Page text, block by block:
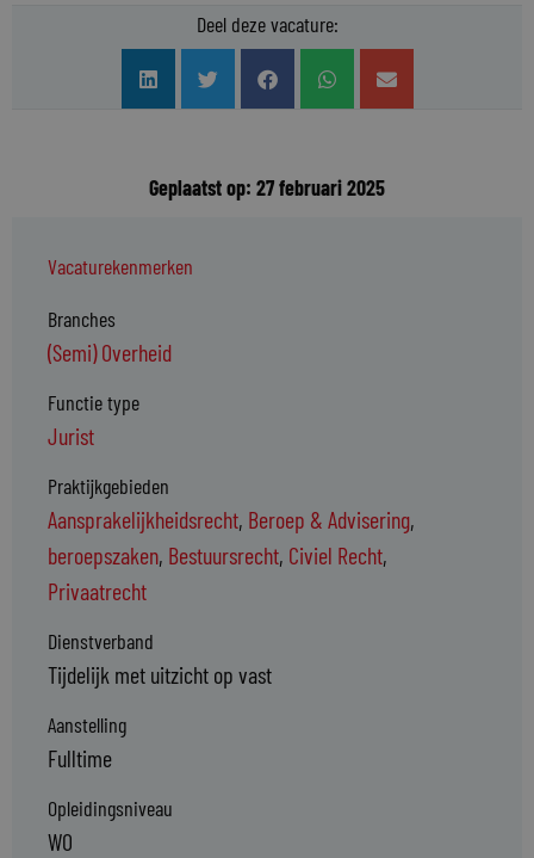
Deel deze vacature:
Geplaatst op: 27 februari 2025
Vacaturekenmerken
Branches
(Semi) Overheid
Functie type
Jurist
Praktijkgebieden
Aansprakelijkheidsrecht, Beroep & Advisering,
beroepszaken, Bestuursrecht, Civiel Recht,
Privaatrecht
Dienstverband
Tijdelijk met uitzicht op vast
Aanstelling
Fulltime
Opleidingsniveau
WO